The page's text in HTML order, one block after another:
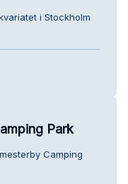
i Stockholm
Park
Camping